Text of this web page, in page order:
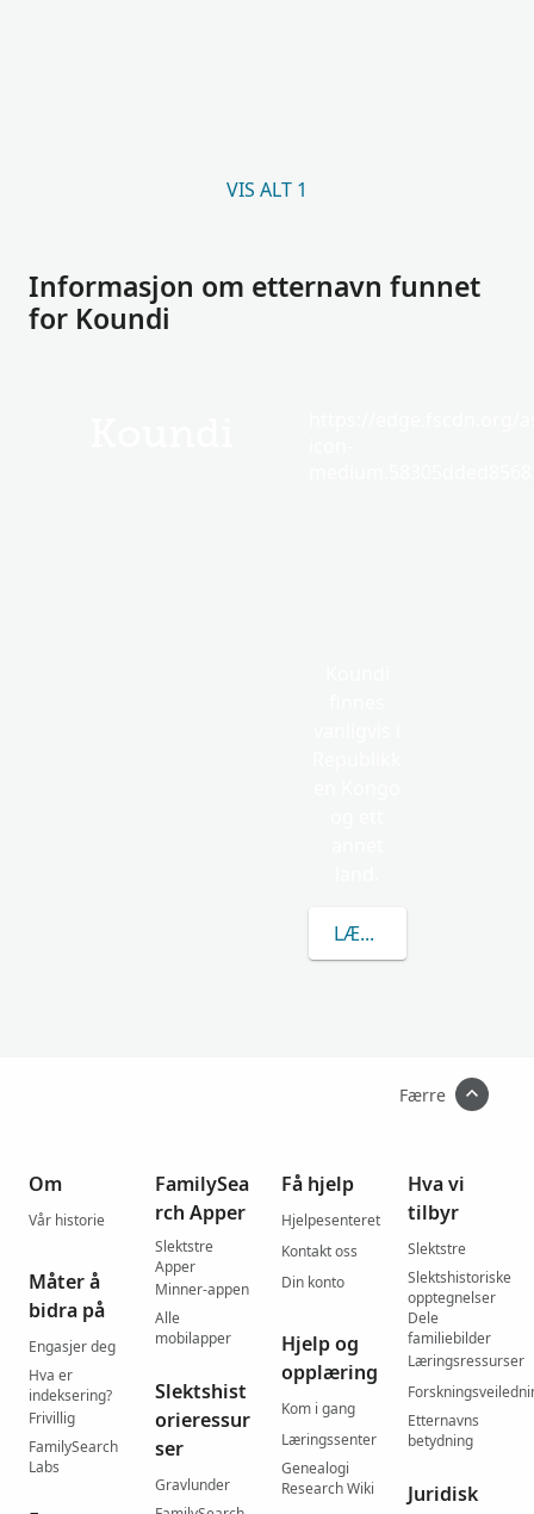
VIS ALT 1
Informasjon om etternavn funnet
for Koundi
LÆR MER OM
Færre
Om
Vår historie
Måter å
bidra på
Engasjer deg
Hva er
indeksering?
Frivillig
FamilySearch
Labs
FamilySea
rch Apper
Slektstre
Apper
Minner-appen
Alle
mobilapper
Slektshist
orieressur
ser
Gravlunder
Få hjelp
Hjelpesenteret
Kontakt oss
Din konto
Hjelp og
opplæring
Kom i gang
Læringssenter
Genealogi
Research Wiki
Hva vi
tilbyr
Slektstre
Slektshistoriske
opptegnelser
Dele
familiebilder
Læringsressurser
Etternavns
betydning
Juridisk